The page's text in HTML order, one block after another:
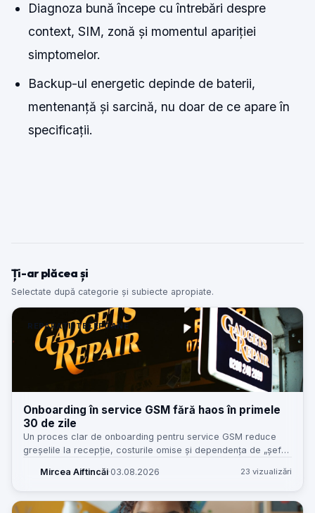
Diagnoza bună începe cu întrebări despre
context, SIM, zonă și momentul apariției
simptomelor.
Backup-ul energetic depinde de baterii,
mentenanță și sarcină, nu doar de ce apare în
specificații.
Ți-ar plăcea și
Selectate după categorie și subiecte apropiate.
REPARAȚII TELEFOANE
Onboarding în service GSM fără haos în primele
30 de zile
Un proces clar de onboarding pentru service GSM reduce
greșelile la recepție, costurile omise și dependența de „șeful
Mircea Aiftincăi·03.08.2026 23 vizualizări